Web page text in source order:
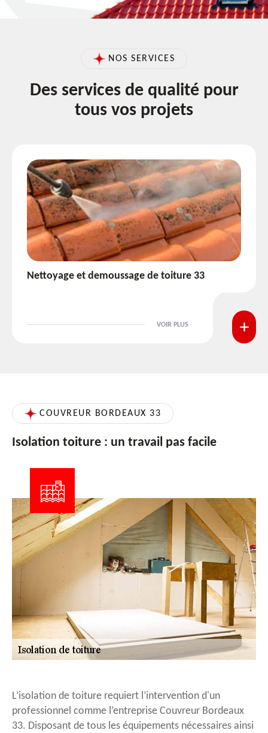
NOS SERVICES
Des services de qualité pour
tous vos projets
Etanchéité toiture 33
VOIR PLUS
COUVREUR BORDEAUX 33
Isolation toiture : un travail pas facile
L’isolation de toiture requiert l’intervention d'un
professionnel comme l’entreprise Couvreur Bordeaux
33. Disposant de tous les équipements nécessaires ainsi